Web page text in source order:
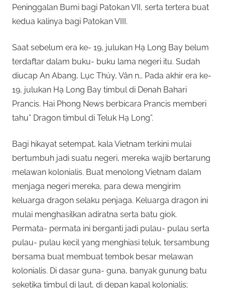
Peninggalan Bumi bagi Patokan VII, serta tertera buat
kedua kalinya bagi Patokan VIII.
Saat sebelum era ke- 19, julukan Hạ Long Bay belum
terdaftar dalam buku- buku lama negeri itu. Sudah
diucap An Abang, Lục Thủy, Vân n… Pada akhir era ke-
19, julukan Hạ Long Bay timbul di Denah Bahari
Prancis. Hai Phong News berbicara Prancis memberi
tahu” Dragon timbul di Teluk Hạ Long”.
Bagi hikayat setempat, kala Vietnam terkini mulai
bertumbuh jadi suatu negeri, mereka wajib bertarung
melawan kolonialis. Buat menolong Vietnam dalam
menjaga negeri mereka, para dewa mengirim
keluarga dragon selaku penjaga. Keluarga dragon ini
mulai menghasilkan adiratna serta batu giok.
Permata- permata ini berganti jadi pulau- pulau serta
pulau- pulau kecil yang menghiasi teluk, tersambung
bersama buat membuat tembok besar melawan
kolonialis. Di dasar guna- guna, banyak gunung batu
seketika timbul di laut, di depan kapal kolonialis;